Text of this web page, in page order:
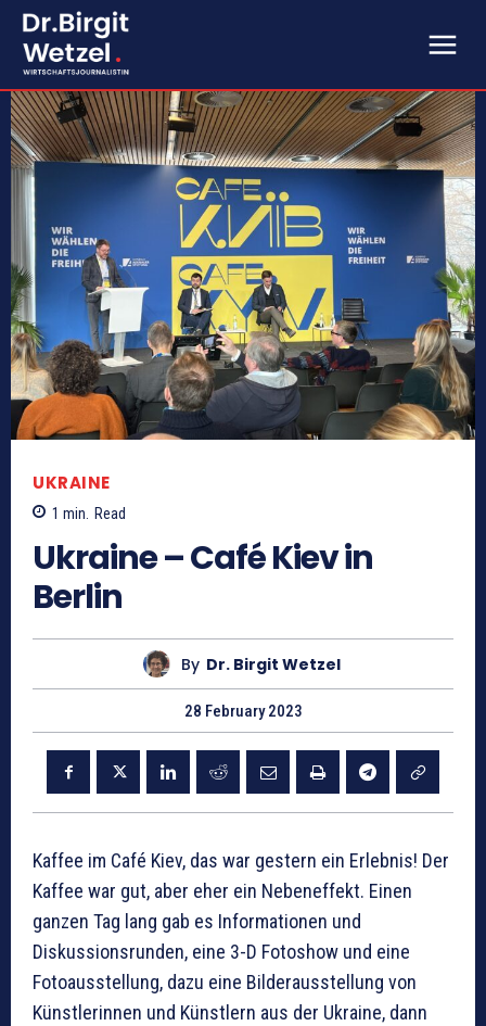
UKRAINE
1 min. Read
Ukraine – Café Kiev in
Berlin
By Dr. Birgit Wetzel
28 February 2023
Kaffee im Café Kiev, das war gestern ein Erlebnis! Der
Kaffee war gut, aber eher ein Nebeneffekt. Einen
ganzen Tag lang gab es Informationen und
Diskussionsrunden, eine 3-D Fotoshow und eine
Fotoausstellung, dazu eine Bilderausstellung von
Künstlerinnen und Künstlern aus der Ukraine, dann